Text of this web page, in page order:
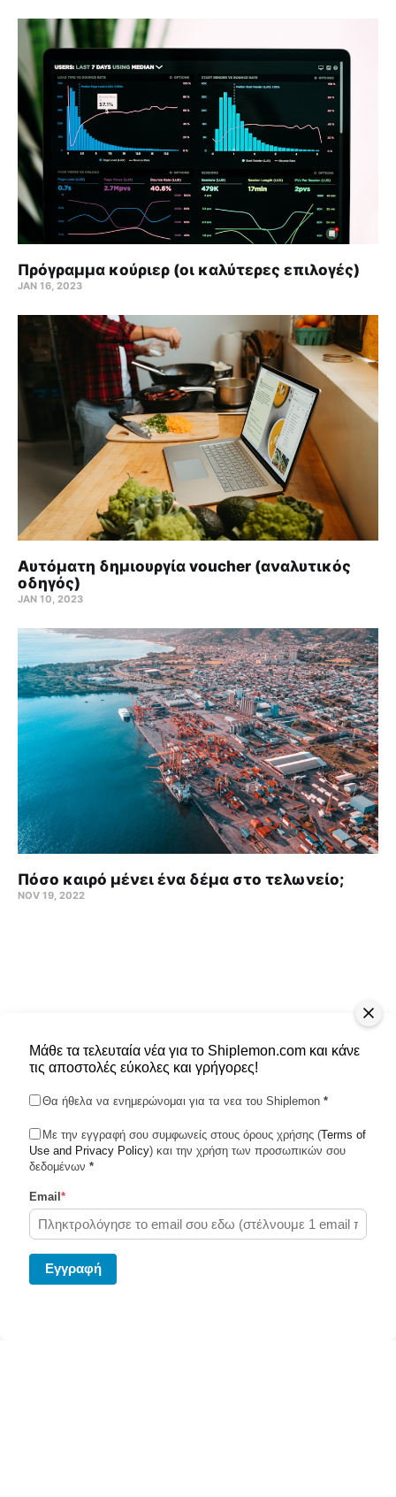
Πρόγραμμα κούριερ (οι καλύτερες επιλογές)
JAN 16, 2023
Αυτόματη δημιουργία voucher (αναλυτικός
οδηγός)
JAN 10, 2023
Πόσο καιρό μένει ένα δέμα στο τελωνείο;
NOV 19, 2022
Shiplemon © 2026
Powered by Ghost
Μάθε τα τελευταία νέα για το Shiplemon.com και κάνε
τις αποστολές εύκολες και γρήγορες!
Θα ήθελα να ενημερώνομαι για τα νεα του Shiplemon *
Με την εγγραφή σου συμφωνείς στους όρους χρήσης (Terms of
Use and Privacy Policy) και την χρήση των προσωπικών σου
δεδομένων *
Email *
Eγγραφή